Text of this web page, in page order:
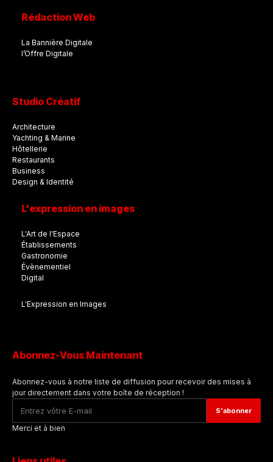
Rédaction Web
La Bannière Digitale
l’Offre Digitale
Studio Créatif
Architecture
Yachting & Marine
Hôtellerie
Restaurants
Business
Design & Identité
L'expression en images
L'Art de l'Espace
Établissements
Gastronomie
Évènementiel
Digital
L'Expression en Images
Abonnez-Vous Maintenant
Abonnez-vous à notre liste de diffusion pour recevoir des mises à
jour directement dans votre boîte de réception !
Merci et à bien